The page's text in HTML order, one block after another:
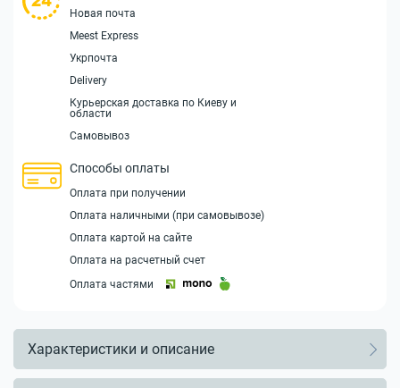
Новая почта
Meest Express
Укрпочта
Delivery
Курьерская доставка по Киеву и
области
Самовывоз
Способы оплаты
Оплата при получении
Оплата наличными (при самовывозе)
Оплата картой на сайте
Оплата на расчетный счет
Оплата частями
Характеристики и описание